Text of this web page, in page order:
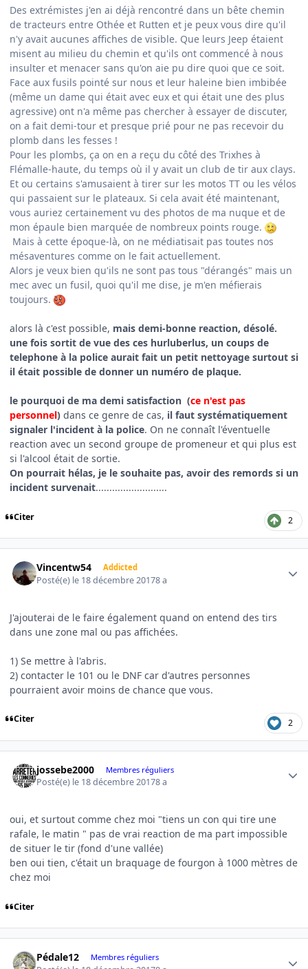
Des extrémistes j'en ai déjà rencontré dans un bête chemin
de tracteurs entre Othée et Rutten et je peux vous dire qu'il
n'y avait aucunes affiches de visible. Que leurs Jeep étaient
misent au milieu du chemin et qu'ils ont commencé à nous
insulter et menacer sans qu'on aie pu dire quoi que ce soit.
Face aux fusils pointé sur nous et leur haleine bien imbibée
(même un dame qui était avec eux et qui était une des plus
agressive) ont n'a même pas chercher à essayer de discuter,
on a fait demi-tour et presque prié pour ne pas recevoir du
plomb dans les fesses !
Pour les plombs, ça on en a reçu du côté des Trixhes à
Flémalle-haute, du temps où il y avait un club de tir aux clays.
Et ou certains s'amusaient à tirer sur les motos TT ou les vélos
qui passaient sur le plateaux. Si cela avait été maintenant,
vous auriez certainement vu des photos de ma nuque et de
mon épaule bien marquée de nombreux points rouge.
Mais à cette époque-là, on ne médiatisait pas toutes nos
mésaventures comme on le fait actuellement.
Alors je veux bien qu'ils ne sont pas tous "dérangés" mais un
mec avec un fusil, quoi qu'il me dise, je m'en méfierais
toujours.
alors là c'est possible, mais demi-bonne reaction, désolé.
une fois sortit de vue des ces hurluberlus, un coups de
telephone à la police aurait fait un petit nettoyage surtout si
il était possible de donner un numéro de plaque.
le pourquoi de ma demi satisfaction (ce n'est pas
personnel) dans ce genre de cas, il faut systématiquement
signaler l'incident à la police. On ne connaît l'éventuelle
reaction avec un second groupe de promeneur et qui plus est
si l'alcool était de sortie.
On pourrait hélas, je le souhaite pas, avoir des remords si un
incident survenait..........................
Citer 2
Vincentw54 Addicted
Posté(e) le 18 décembre 20178 a
J'ajouterai de le faire également quand on entend des tirs
dans une zone mal ou pas affichées.
1) Se mettre à l'abris.
2) contacter le 101 ou le DNF car d'autres personnes
pourraient avoir moins de chance que vous.
Citer 2
jossebe2000 Membres réguliers
Posté(e) le 18 décembre 20178 a
oui, et surtout comme chez moi "tiens un con qui tire une
rafale, le matin " pas de vrai reaction de ma part impossible
de situer le tir (fond d'une vallée)
ben oui tien, c'était un braquage de fourgon à 1000 mètres de
chez moi
Citer
Pédale12 Membres réguliers